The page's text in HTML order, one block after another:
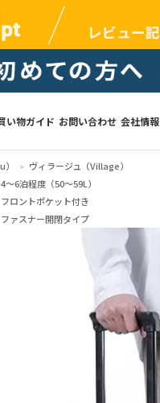
い物ガイド お問い合わせ 会社情報
ヴィラージュ（Village）
4～6泊程度（50～59L）
フロントポケット付き
ファスナー開閉タイプ